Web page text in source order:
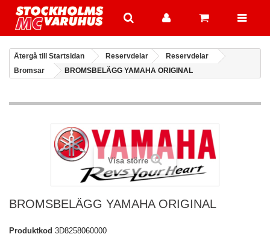
Återgå till Startsidan Reservdelar
Reservdelar
Bromsar
BROMSBELÄGG YAMAHA ORIGINAL
Visa större
BROMSBELÄGG YAMAHA ORIGINAL
Produktkod 3D8258060000